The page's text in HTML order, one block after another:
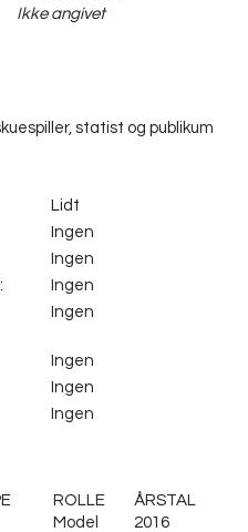
Ikke angivet
statist og publikum
Lidt
Ingen
Ingen
Ingen
Ingen
Ingen
Ingen
Ingen
ROLLE
ÅRSTAL
Model 2016